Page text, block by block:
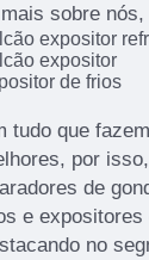
sobre
expositor
expositor
de frios
tudo que
por
de
e expositores
no